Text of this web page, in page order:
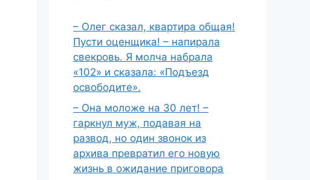
– Олег сказал, квартира общая!
Пусти оценщика! – напирала
свекровь. Я молча набрала
«102» и сказала: «Подъезд
освободите».
– Она моложе на 30 лет! –
гаркнул муж, подавая на
развод, но один звонок из
архива превратил его новую
жизнь в ожидание приговора